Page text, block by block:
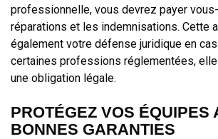
professionnelle, vous devrez payer
réparations et les indemnisations. Cette
également votre défense juridique en
certaines professions réglementées,
une obligation légale.
PROTÉGEZ VOS ÉQUIPES
BONNES GARANTIES